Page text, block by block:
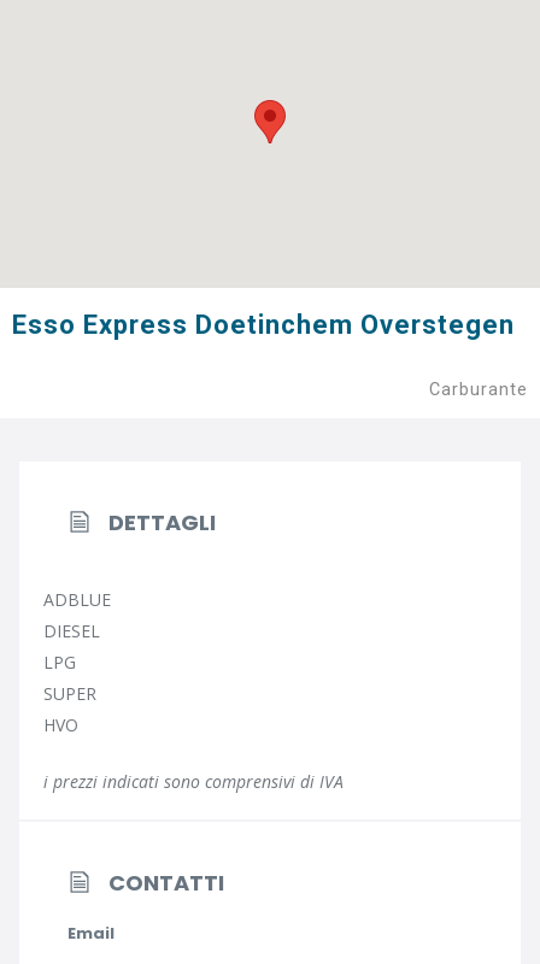
Esso Express Doetinchem Overstegen
Carburante
DETTAGLI
ADBLUE
DIESEL
LPG
SUPER
HVO
i prezzi indicati sono comprensivi di IVA
CONTATTI
Email